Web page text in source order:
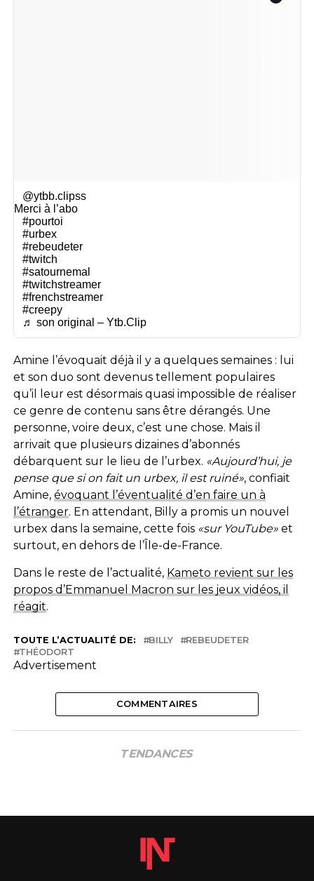
@ytbb.clipss
Merci à l’abo
#pourtoi
#urbex
#rebeudeter
#twitch
#satournemal
#twitchstreamer
#frenchstreamer
#creepy
♬ son original – Ytb.Clip
Amine l’évoquait déjà il y a quelques semaines : lui
et son duo sont devenus tellement populaires
qu’il leur est désormais quasi impossible de réaliser
ce genre de contenu sans être dérangés. Une
personne, voire deux, c’est une chose. Mais il
arrivait que plusieurs dizaines d’abonnés
débarquent sur le lieu de l’urbex. «Aujourd’hui, je
pense que si on fait un urbex, il est ruiné», confiait
Amine, évoquant l’éventualité d’en faire un à
l’étranger. En attendant, Billy a promis un nouvel
urbex dans la semaine, cette fois «sur YouTube»et
surtout, en dehors de l’Île-de-France.
Dans le reste de l’actualité, Kameto revient sur les
propos d’Emmanuel Macron sur les jeux vidéos, il
réagit.
TOUTE L’ACTUALITÉ DE: BILLY
REBEUDETER
THÉODORT
Advertisement
COMMENTAIRES
TENDANCES